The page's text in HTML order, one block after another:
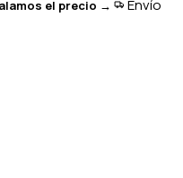
el precio →
Envío